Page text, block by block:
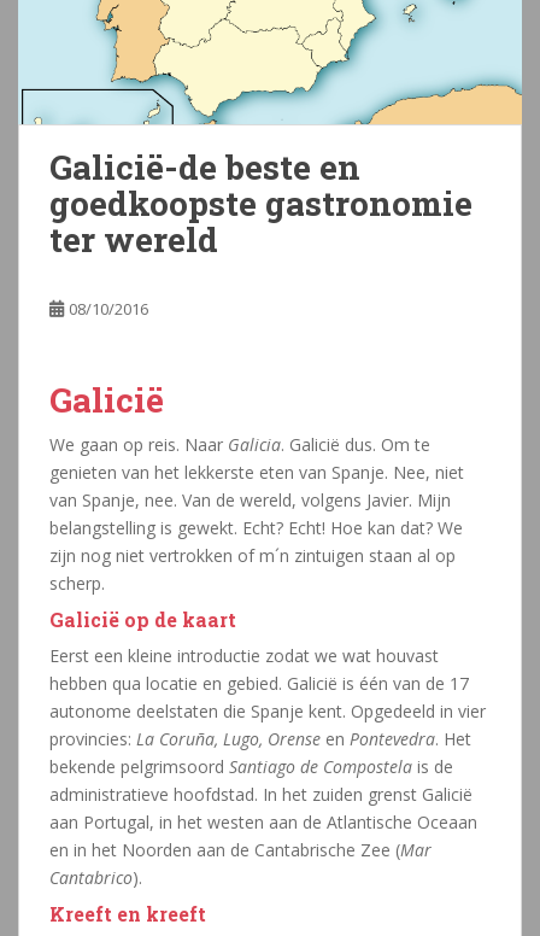
Galicië-de beste en
goedkoopste gastronomie
ter wereld
08/10/2016
Galicië
We gaan op reis. Naar Galicia. Galicië dus. Om te
genieten van het lekkerste eten van Spanje. Nee, niet
van Spanje, nee. Van de wereld, volgens Javier. Mijn
belangstelling is gewekt. Echt? Echt! Hoe kan dat? We
zijn nog niet vertrokken of m´n zintuigen staan al op
scherp.
Galicië op de kaart
Eerst een kleine introductie zodat we wat houvast
hebben qua locatie en gebied. Galicië is één van de 17
autonome deelstaten die Spanje kent. Opgedeeld in vier
provincies: La Coruña, Lugo, Orense en Pontevedra. Het
bekende pelgrimsoord Santiago de Compostela is de
administratieve hoofdstad. In het zuiden grenst Galicië
aan Portugal, in het westen aan de Atlantische Oceaan
en in het Noorden aan de Cantabrische Zee (Mar
Cantabrico).
Kreeft en kreeft